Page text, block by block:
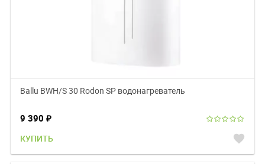
Ballu BWH/S 30 Rodon SP водонагреватель
9 390 ₽
КУПИТЬ favorite